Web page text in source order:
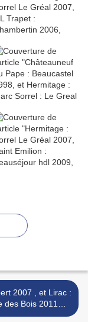
2007 , et Lirac :
des Bois 2011
pour débuter le